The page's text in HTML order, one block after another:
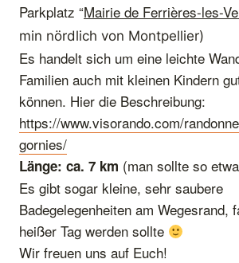
Parkplatz “Mairie de Ferrières-les-
min nördlich von Montpellier)
Es handelt sich um eine leichte
Familien auch mit kleinen Kindern
können. Hier die Beschreibung:
https://www.visorando.com/
gornies/
Länge: ca. 7 km (man sollte so
Es gibt sogar kleine, sehr saubere
Badegelegenheiten am Wegesrand,
heißer Tag werden sollte
Wir freuen uns auf Euch!